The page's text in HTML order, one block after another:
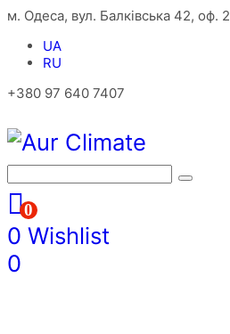
м. Одеса, вул. Балківська 42, оф. 2
UA
RU
+380 97 640 7407
0
0 Wishlist
0